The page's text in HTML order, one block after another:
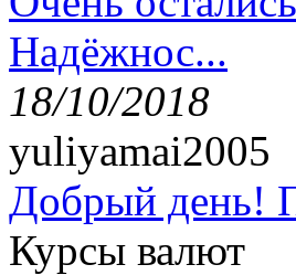
Надёжнос...
18/10/2018
yuliyamai2005
Добрый день!
Курсы валют